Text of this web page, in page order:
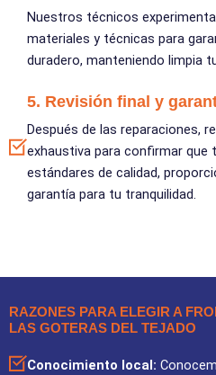
Nuestros técnicos
materiales y técnicas para
duradero, manteniendo limpia
5. Revisión final y
Después de las reparaciones,
exhaustiva para confirmar que
estándares de calidad,
garantía para tu tranquilidad.
RAZONES PARA ELEGIR A
LAS GOTERAS DEL TEJADO
Conocimiento local: